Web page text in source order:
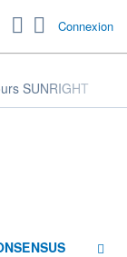
Connexion
SUNRIGHT